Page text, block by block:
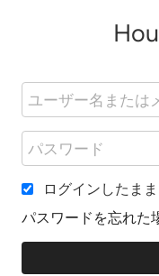
ログインしたま
パスワードを忘れた